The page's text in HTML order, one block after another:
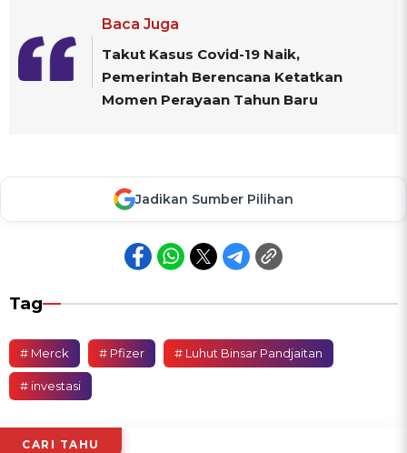
Baca Juga
Takut Kasus Covid-19 Naik,
Pemerintah Berencana Ketatkan
Momen Perayaan Tahun Baru
Jadikan Sumber Pilihan
Tag
# Merck # Pfizer # Luhut Binsar Pandjaitan
# investasi
CARI TAHU